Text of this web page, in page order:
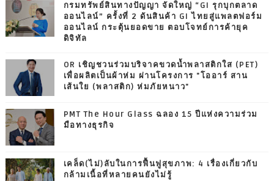
กรมทรัพย์สินทางปัญญา จัดใหญ่ “GI รุกบุกตลาด
ออนไลน์” ครั้งที่ 2 ดันสินค้า GI ไทยสู่แพลตฟอร์ม
ออนไลน์ กระตุ้นยอดขาย ตอบโจทย์การค้ายุค
ดิจิทัล
OR เชิญชวนร่วมบริจาคขวดน้ำพลาสติกใส (PET)
เพื่อผลิตเป็นผ้าห่ม ผ่านโครงการ "โออาร์ สาน
เส้นใย (พลาสติก) ห่มภัยหนาว"
PMT The Hour Glass ฉลอง 15 ปีแห่งความร่วม
มือทางธุรกิจ
เคล็ด(ไม่)ลับในการฟื้นฟูสุขภาพ: 4 เรื่องเกี่ยวกับ
กล้ามเนื้อที่หลายคนยังไม่รู้